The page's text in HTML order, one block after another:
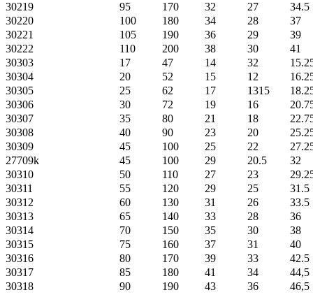
30219
95 170 32 27
34.5
30220
100 180 34 28
37
30221
105 190 36 29
39
30222
110 200 38 30
41
30303
17 47 14 32
30304
20 52 15 12
30305
25 62 17 1315
30306
30 72 19 16
30307
35 80 21 18
30308
40 90 23 20
30309
45 100 25 22
27709k
45 100 29 20.5
32
30310
50 110 27 23
30311
55 120 29 25
31.5
30312
60 130 31 26
33.5
30313
65 140 33 28
36
30314
70 150 35 30
38
30315
75 160 37 31
40
30316
80 170 39 33
42.5
30317
85 180 41 34
44,5
30318
90 190 43 36 46,5